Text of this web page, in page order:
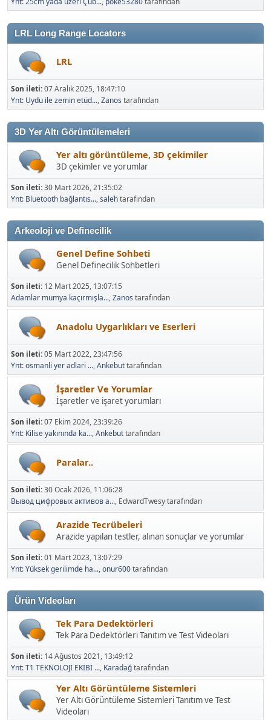
LRL Long Range Locators
LRL
Son ileti:07 Aralık 2025, 18:47:10
Ynt: Uydu ile zemin etüd...,Zanos tarafından
3D Yer Altı Görüntülemeleri
Yer altı görüntüleme, 3D çekimiler
3D çekimler ve yorumlar
Son ileti:30 Mart 2026, 21:35:02
Ynt: Bluetooth bağlantıs...,salehtarafından
Arkeoloji ve Definecilik
Genel Define Sohbeti
Genel Definecilik Sohbetleri
Son ileti: 12 Mart 2025, 13:07:15
Adamlar mumya kaçırmışla...,Zanos tarafından
Anadolu Uygarlıkları ve Eserleri
Son ileti:05 Mart 2022, 23:47:56
Ynt: osmanli yer adlari ...,Ankebuttarafından
İşaretler Ve Yorumlar
İşaretler ve işaret yorumları
Son ileti:07 Ekim 2024, 23:39:26
Ynt: Kilise yakınında ka...,Ankebuttarafından
Paralar..
Son ileti:30 Ocak 2026, 11:06:28
Вывод цифровых активов а..., EdwardTwesy tarafından
Arazide Tecrübeleri
Arazide yapılan testler, alınan sonuçlar ve yorumlar
Son ileti:01 Mart 2023, 13:07:29
Ynt: Yüksek gerilimde ha...,onur600tarafından
Ürün Videoları
Tek Para Dedektörleri
Tek Para Dedektörleri Tanıtım ve Test Videoları
Son ileti: 14 Ağustos 2021, 13:49:12
Ynt: T1 TEKNOLOJİ EKİBİ ..., Karadağtarafından
Yer Altı Görüntüleme Sistemleri
Yer Altı Görüntüleme Sistemleri Tanıtım ve Test
Videoları